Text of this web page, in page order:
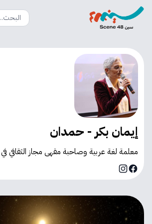
إيمان بكر - حمدان
معلمة لغة عربية وصاحبة مقهى مجاز الثقافي
Facebook
Instagram